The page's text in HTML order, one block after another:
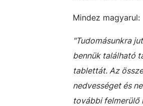
Mindez magyarul:
"Tudomásunkra
bennük található
tablettát. Az
nedvességet és
további felmerülő